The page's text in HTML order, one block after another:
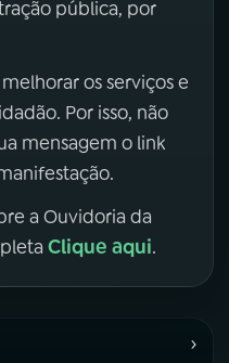
pública, por
os serviços e
Por isso, não
mensagem o link
a Ouvidoria da
Clique aqui.
›